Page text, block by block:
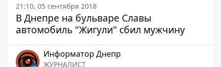
21:10, 05 сентября 2018
В Днепре на бульваре Славы
автомобиль "Жигули" сбил мужчину
Информатор Днепр
ЖУРНАЛИСТ